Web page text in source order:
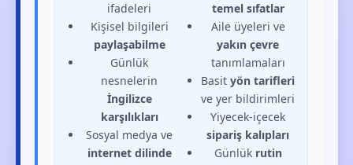
ifadeleri
Kişisel bilgileri
paylaşabilme
Günlük
nesnelerin
İngilizce
karşılıkları
Sosyal medya ve
internet dilinde
temel sıfatlar
Aile üyeleri ve
yakın çevre
tanımlamaları
Basityön tarifleri
ve yer bildirimleri
Yiyecek-içecek
sipariş kalıpları
Günlük rutin